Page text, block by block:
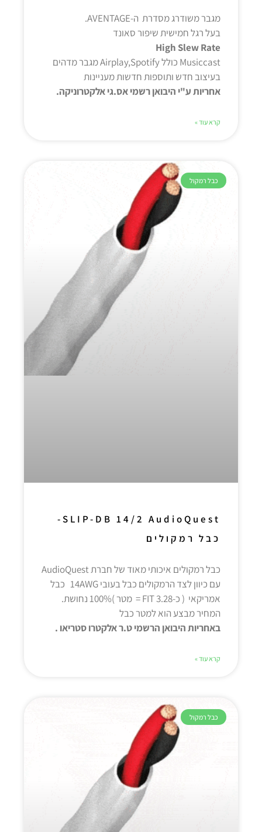
מגבר משודרג מסדרת ה-AVENTAGE.
בעל רגל חמישית שיפור סאונד
High Slew Rate
Musiccast כולל Airplay,Spotify מגבר מדהים
בעיצוב חדש ותוספות חדשות מעניינות
אחריות ע"י היבואן רשמי אס.גי אלקטרוניקה.
קרא עוד »
כבל רמקול
SLIP-DB 14/2 AudioQuest-
כבל רמקולים
כבל רמקולים איכותי מאוד של חברת AudioQuest
עם כיוון לצד הרמקולים כבל בעובי 14AWG כבל
אמריקאי ( כ-3.28 FIT = מטר )100% נחושת.
המחיר מבצע הוא למטר כבל
באחריות היבואן הרשמי ט.ר אלקטרו סטריאו .
קרא עוד »
כבל רמקול